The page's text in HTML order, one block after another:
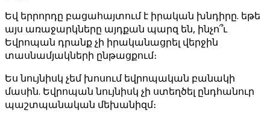
Եվ երրորդը բացահայտում է իրական խնդիրը. եթե
այս առաջարկները այդքան պարզ են, ինչո՞ւ
Եվրոպան դրանք չի իրականացրել վերջին
տասնամյակների ընթացքում։
Ես նույնիսկ չեմ խոսում եվրոպական բանակի
մասին. Եվրոպան նույնիսկ չի ստեղծել ընդհանուր
պաշտպանական մեխանիզմ։